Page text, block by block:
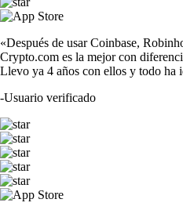
«Después de usar Coinbase,
Crypto.com es la mejor con
Llevo ya 4 años con ellos y todo ha
-Usuario verificado